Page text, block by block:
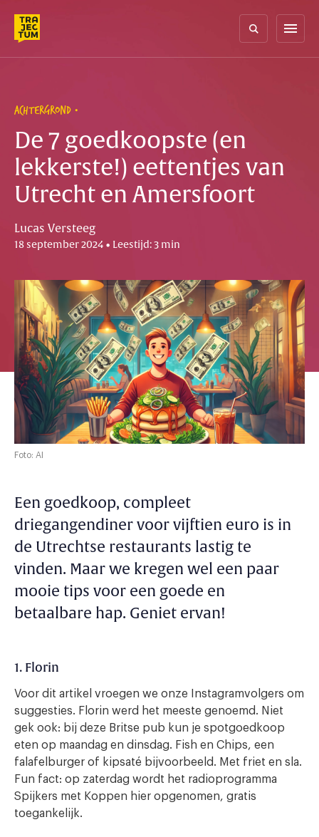
content
menu
ACHTERGROND
De 7 goedkoopste (en
lekkerste!) eettentjes van
Utrecht en Amersfoort
Lucas Versteeg
18 september 2024 • Leestijd: 3 min
Foto: AI
Een goedkoop, compleet
driegangendiner voor vijftien euro is in
de Utrechtse restaurants lastig te
vinden. Maar we kregen wel een paar
mooie tips voor een goede en
betaalbare hap. Geniet ervan!
1. Florin
Voor dit artikel vroegen we onze Instagramvolgers om
suggesties. Florin werd het meeste genoemd. Niet
gek ook: bij deze Britse pub kun je spotgoedkoop
eten op maandag en dinsdag. Fish en Chips, een
falafelburger of kipsaté bijvoorbeeld. Met friet en sla.
Fun fact: op zaterdag wordt het radioprogramma
Spijkers met Koppen hier opgenomen, gratis
toegankelijk.